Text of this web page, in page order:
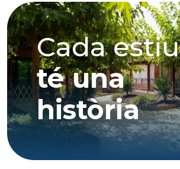
Cada estiu
té una
història